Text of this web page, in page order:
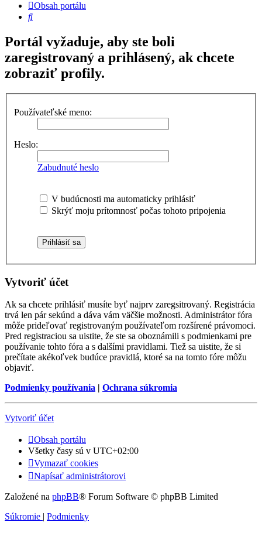
Obsah portálu
Hľadať
Portál vyžaduje, aby ste boli
zaregistrovaný a prihlásený, ak chcete
zobraziť profily.
Používateľské meno:
Heslo:
Zabudnuté heslo
V budúcnosti ma automaticky prihlásiť
Skrýť moju prítomnosť počas tohoto pripojenia
Vytvoriť účet
Ak sa chcete prihlásiť musíte byť najprv zaregsitrovaný. Registrácia
trvá len pár sekúnd a dáva vám väčšie možnosti. Administrátor fóra
môže prideľovať registrovaným používateľom rozšírené právomoci.
Pred registraciou sa uistite, že ste sa oboznámili s podmienkami pre
používanie tohto fóra a s dalšími pravidlami. Tiež sa uistite, že si
prečítate akékoľvek budúce pravidlá, ktoré sa na tomto fóre môžu
objaviť.
Podmienky používania | Ochrana súkromia
Vytvoriť účet
Obsah portálu
Všetky časy sú v UTC+02:00
Vymazať cookies
Napísať administrátorovi
Založené na phpBB® Forum Software © phpBB Limited
Súkromie | Podmienky